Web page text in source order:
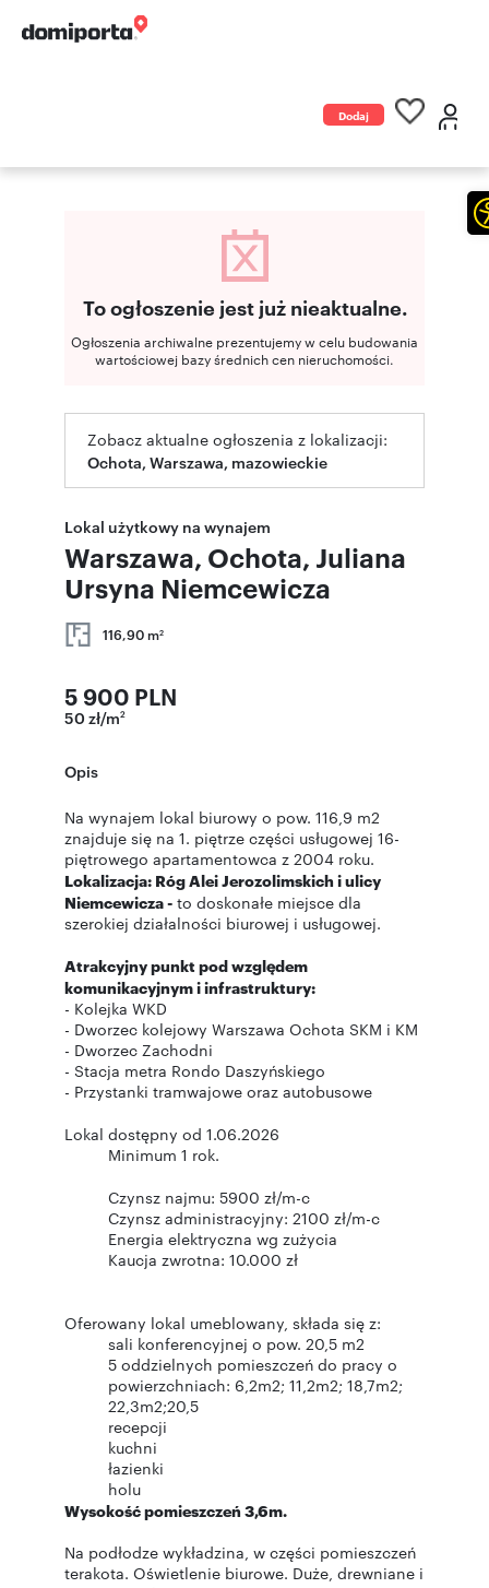
Dodaj
To ogłoszenie jest już nieaktualne.
Ogłoszenia archiwalne prezentujemy w celu budowania
wartościowej bazy średnich cen nieruchomości.
Zobacz aktualne ogłoszenia z lokalizacji:
Ochota, Warszawa, mazowieckie
Lokal użytkowy na wynajem
Warszawa, Ochota, Juliana
Ursyna Niemcewicza
116,90 m2
5 900 PLN
50 zł/m2
Opis
Na wynajem lokal biurowy o pow. 116,9 m2
znajduje się na 1. piętrze części usługowej 16-
piętrowego apartamentowca z 2004 roku.
Lokalizacja: Róg Alei Jerozolimskich i ulicy
Niemcewicza - to doskonałe miejsce dla
szerokiej działalności biurowej i usługowej.
Atrakcyjny punkt pod względem
komunikacyjnym i infrastruktury:
- Kolejka WKD
- Dworzec kolejowy Warszawa Ochota SKM i KM
- Dworzec Zachodni
- Stacja metra Rondo Daszyńskiego
- Przystanki tramwajowe oraz autobusowe
Lokal dostępny od 1.06.2026
Minimum 1 rok.
Czynsz najmu: 5900 zł/m-c
Czynsz administracyjny: 2100 zł/m-c
Energia elektryczna wg zużycia
Kaucja zwrotna: 10.000 zł
Oferowany lokal umeblowany, składa się z:
sali konferencyjnej o pow. 20,5 m2
5 oddzielnych pomieszczeń do pracy o
powierzchniach: 6,2m2; 11,2m2; 18,7m2;
22,3m2;20,5
recepcji
kuchni
łazienki
holu
Wysokość pomieszczeń 3,6m.
Na podłodze wykładzina, w części pomieszczeń
terakota. Oświetlenie biurowe. Duże, drewniane i